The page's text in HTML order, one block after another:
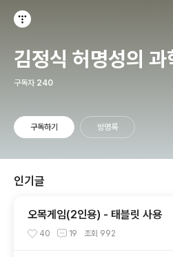
김정식 허명성의 과
구독자 240
구독하기 방명록
인기글
오목게임(2인용) - 태블릿 사용
40 19 조회 992